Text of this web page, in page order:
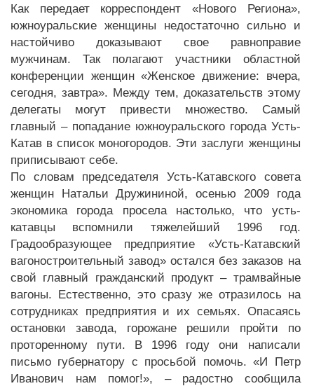
Как передает корреспондент «Нового Региона»,
южноуральские женщины недостаточно сильно и
настойчиво доказывают свое равноправие
мужчинам. Так полагают участники областной
конференции женщин «Женское движение: вчера,
сегодня, завтра». Между тем, доказательств этому
делегаты могут привести множество. Самый
главный – попадание южноуральского города Усть-
Катав в список моногородов. Эти заслуги женщины
приписывают себе.
По словам председателя Усть-Катавского совета
женщин Натальи Дружининой, осенью 2009 года
экономика города просела настолько, что усть-
катавцы вспомнили тяжелейший 1996 год.
Градообразующее предприятие «Усть-Катавский
вагоностроительный завод» остался без заказов на
свой главный гражданский продукт – трамвайные
вагоны. Естественно, это сразу же отразилось на
сотрудниках предприятия и их семьях. Опасаясь
остановки завода, горожане решили пройти по
проторенному пути. В 1996 году они написали
письмо губернатору с просьбой помочь. «И Петр
Иванович нам помог!», – радостно сообщила